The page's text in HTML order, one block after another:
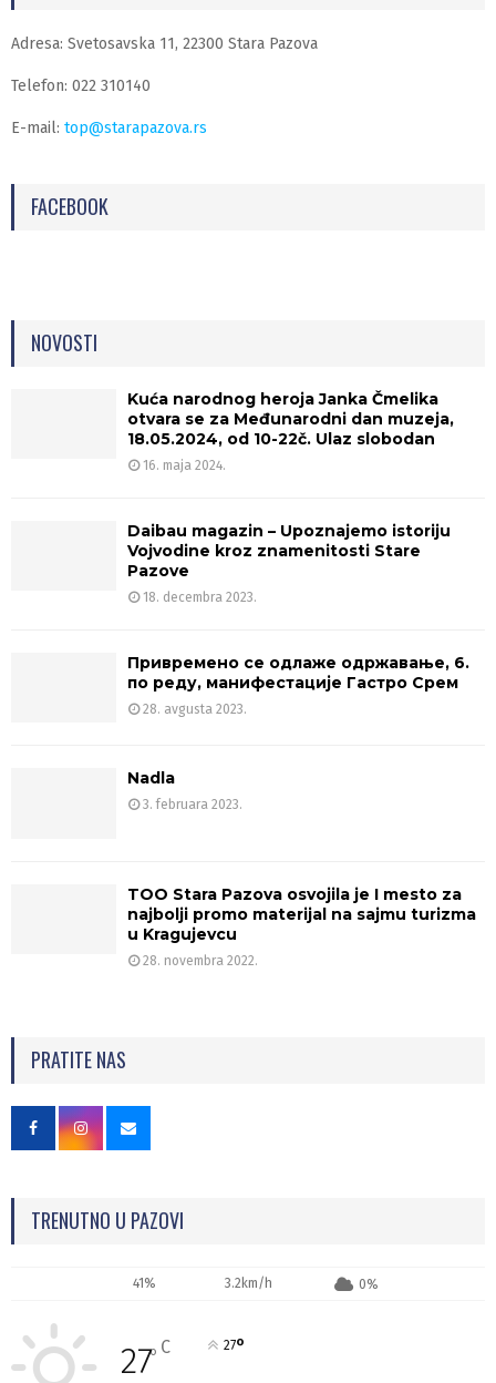
Adresa: Svetosavska 11, 22300 Stara Pazova
Telefon: 022 310140
E-mail: top@starapazova.rs
FACEBOOK
NOVOSTI
Kuća narodnog heroja Janka Čmelika
otvara se za Međunarodni dan muzeja,
18.05.2024, od 10-22č. Ulaz slobodan
16. maja 2024.
Daibau magazin – Upoznajemo istoriju
Vojvodine kroz znamenitosti Stare
Pazove
18. decembra 2023.
Привремено се одлаже одржавање, 6.
по реду, манифестације Гастро Срем
28. avgusta 2023.
Nadla
3. februara 2023.
TOO Stara Pazova osvojila je I mesto za
najbolji promo materijal na sajmu turizma
u Kragujevcu
28. novembra 2022.
PRATITE NAS
TRENUTNO U PAZOVI
41% 3.2km/h 0%
27° C 27°